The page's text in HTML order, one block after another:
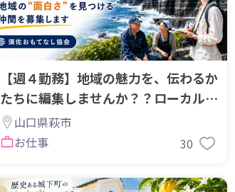
【週４勤務】地域の魅力を、伝わるか
たちに編集しませんか？？ローカルエ
ディター募集！！
山口県萩市
お仕事
30